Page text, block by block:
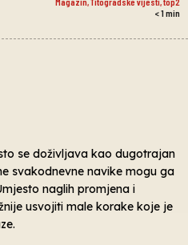
< 1 min
se doživljava kao dugotrajan
svakodnevne navike mogu ga
naglih promjena i
usvojiti male korake koje je